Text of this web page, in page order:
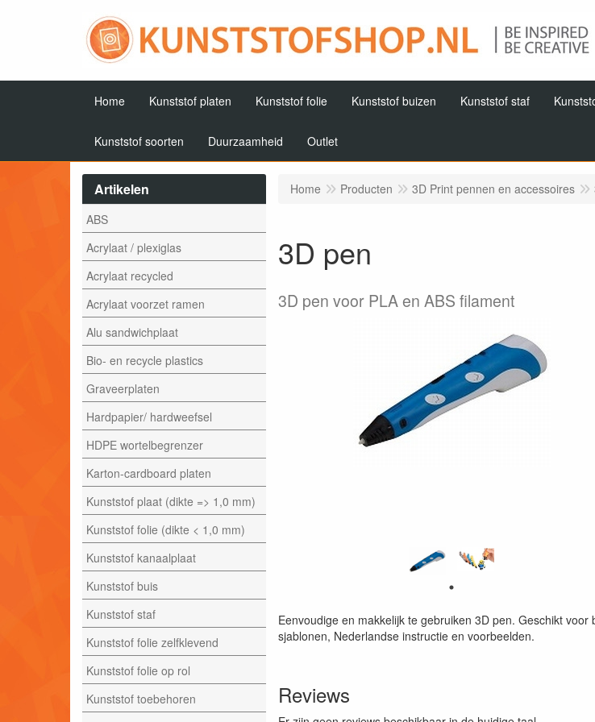
Home Kunststof platen Kunststof folie Kunststof buizen Kunststof staf
Kunststof soorten Duurzaamheid Outlet
Artikelen
ABS
Acrylaat / plexiglas
Acrylaat recycled
Acrylaat voorzet ramen
Alu sandwichplaat
Bio- en recycle plastics
Graveerplaten
Hardpapier/ hardweefsel
HDPE wortelbegrenzer
Karton-cardboard platen
Kunststof plaat (dikte => 1,0 mm)
Kunststof folie (dikte < 1,0 mm)
Kunststof kanaalplaat
Kunststof buis
Kunststof staf
Kunststof folie zelfklevend
Kunststof folie op rol
Kunststof toebehoren
Home Producten 3D Print pennen en accessoires
3D pen
3D pen voor PLA en ABS filament
Eenvoudige en makkelijk te gebruiken 3D pen. Geschikt
sjablonen, Nederlandse instructie en voorbeelden.
Reviews